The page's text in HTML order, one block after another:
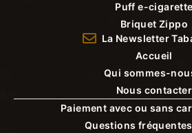
Puff e-cigarette
Briquet Zippo
La Newsletter
Accueil
Qui sommes-
Nous contacter
Paiement avec ou sans
Questions fréquentes